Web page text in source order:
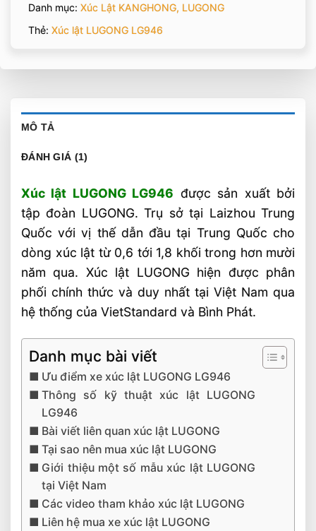
Danh mục: Xúc Lật KANGHONG, LUGONG
Thẻ: Xúc lật LUGONG LG946
MÔ TẢ
ĐÁNH GIÁ (1)
Xúc lật LUGONG LG946 được sản xuất bởi
tập đoàn LUGONG. Trụ sở tại Laizhou Trung
Quốc với vị thế dẫn đầu tại Trung Quốc cho
dòng xúc lật từ 0,6 tới 1,8 khối trong hơn mười
năm qua. Xúc lật LUGONG hiện được phân
phối chính thức và duy nhất tại Việt Nam qua
hệ thống của VietStandard và Bình Phát.
Danh mục bài viết
Ưu điểm xe xúc lật LUGONG LG946
Thông số kỹ thuật xúc lật LUGONG
LG946
Bài viết liên quan xúc lật LUGONG
Tại sao nên mua xúc lật LUGONG
Giới thiệu một số mẫu xúc lật LUGONG
tại Việt Nam
Các video tham khảo xúc lật LUGONG
Liên hệ mua xe xúc lật LUGONG